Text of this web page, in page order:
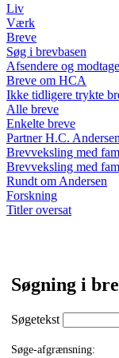
Liv
Værk
Breve
Søg i brevbasen
Afsendere og
Breve om HCA
Ikke tidligere trykte
Alle breve
Enkelte breve
Partner H.C.
Brevveksling med
Brevveksling med
Rundt om Andersen
Forskning
Titler oversat
Søgning i
Søgetekst
Søge-afgrænsning: